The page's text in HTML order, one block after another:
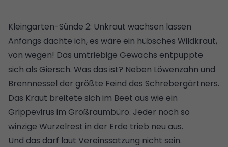
Kleingarten-Sünde 2: Unkraut wachsen lassen
Anfangs dachte ich, es wäre ein hübsches Wildkraut,
von wegen! Das umtriebige Gewächs entpuppte
sich als Giersch. Was das ist? Neben Löwenzahn und
Brennnessel der größte Feind des Schrebergärtners.
Das Kraut breitete sich im Beet aus wie ein
Grippevirus im Großraumbüro. Jeder noch so
winzige Wurzelrest in der Erde trieb neu aus.
Und das darf laut Vereinssatzung nicht sein.